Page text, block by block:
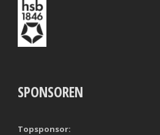
SPONSOREN
Topsponsor: